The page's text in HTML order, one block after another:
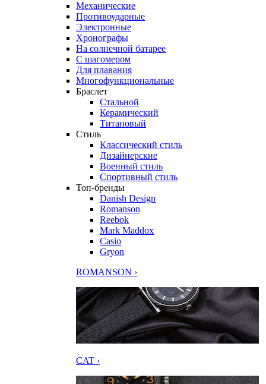
Механические
Противоударные
Электронные
Хронографы
На солнечной батарее
С шагомером
Для плавания
Многофункциональные
Браслет
Стальной
Керамический
Титановый
Стиль
Классический стиль
Дизайнерские
Военный стиль
Спортивный стиль
Топ-бренды
Danish Design
Romanson
Reebok
Mark Maddox
Casio
Gryon
ROMANSON ›
CAT ›